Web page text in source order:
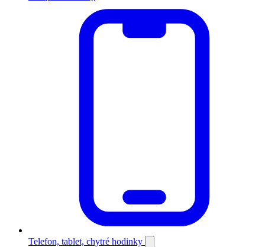
Telefon, tablet, chytré hodinky